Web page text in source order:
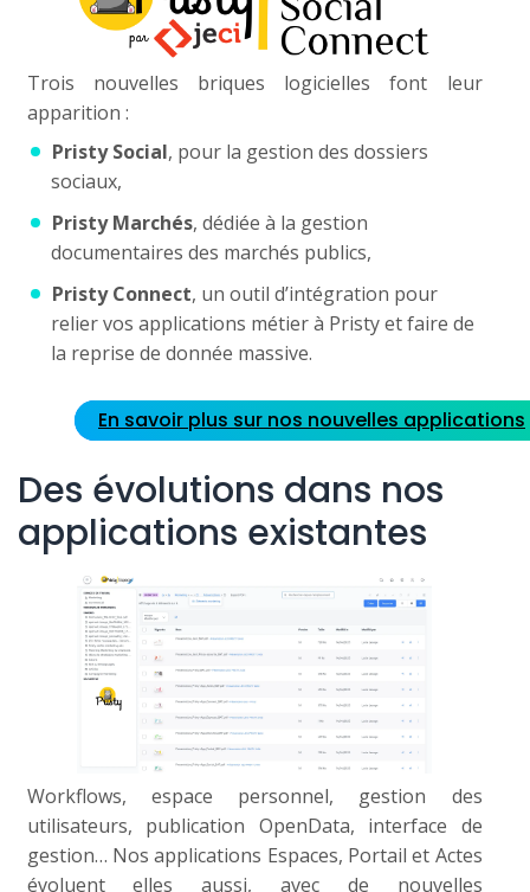
Trois nouvelles briques logicielles font leur
apparition :
Pristy Social, pour la gestion des dossiers
sociaux,
Pristy Marchés, dédiée à la gestion
documentaires des marchés publics,
Pristy Connect, un outil d’intégration pour
relier vos applications métier à Pristy et faire de
la reprise de donnée massive.
En savoir plus sur nos nouvelles applications
Des évolutions dans nos
applications existantes
Workflows, espace personnel, gestion des
utilisateurs, publication OpenData, interface de
gestion… Nos applications Espaces, Portail et Actes
évoluent elles aussi, avec de nouvelles